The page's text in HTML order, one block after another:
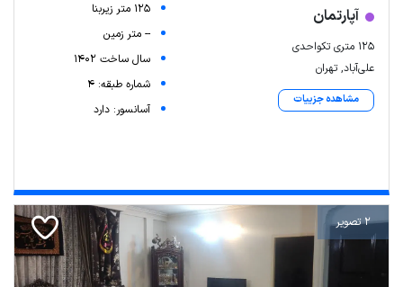
آپارتمان
۱۲۵ متری تکواحدی
علی‌آباد, تهران
مشاهده جزییات
125 متر زیربنا
-- متر زمین
سال ساخت 1402
شماره طبقه: 4
آسانسور: دارد
2 تصویر